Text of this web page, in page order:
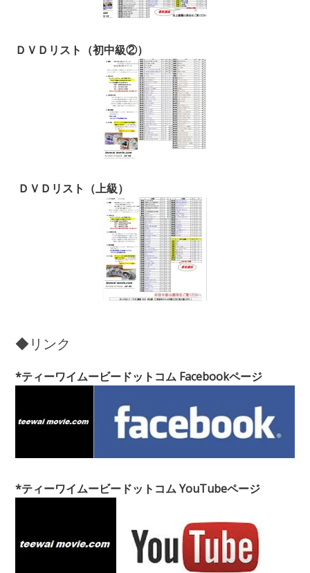
ＤＶＤリスト（初中級②）
ＤＶＤリスト（上級）
◆リンク
*ティーワイムービードットコム Facebookページ
*ティーワイムービードットコム YouTubeページ